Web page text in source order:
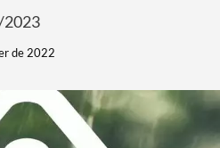
2023
de 2022